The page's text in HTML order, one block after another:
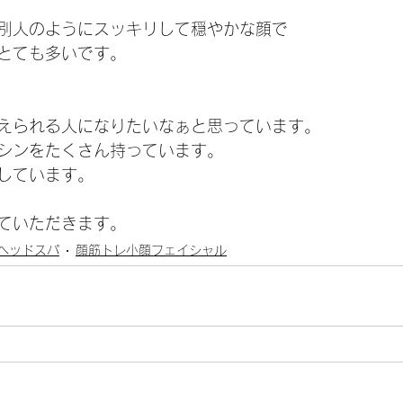
人のようにスッキリして穏やかな顔で
ても多いです。
られる人になりたいなぁと思っています。
ンをたくさん持っています。
ています。
いただきます。
ッドスパ 顔筋トレ小顔フェイシャル